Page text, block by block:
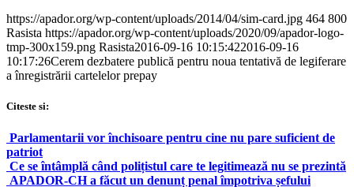
https://apador.org/wp-content/uploads/2014/04/sim-card.jpg 464 800
Rasista https://apador.org/wp-content/uploads/2020/09/apador-logo-
tmp-300x159.png Rasista2016-09-16 10:15:422016-09-16
10:17:26Cerem dezbatere publică pentru noua tentativă de legiferare
a înregistrării cartelelor prepay
Citeste si:
Parlamentarii vor închisoare pentru cine nu pare suficient de
patriot
Ce se întâmplă când polițistul care te legitimează nu se prezintă
APADOR-CH a făcut un denunț penal împotriva șefului